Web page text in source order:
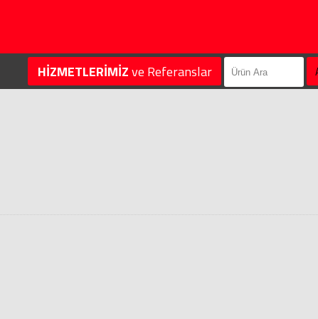
HİZMETLERİMİZve Referanslar